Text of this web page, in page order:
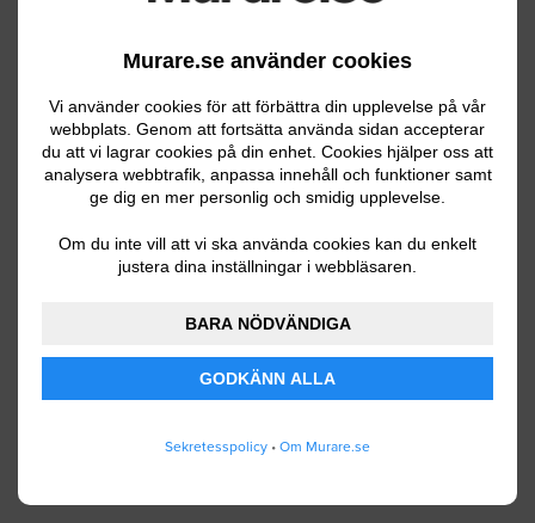
Murare.se använder cookies
Vi använder cookies för att förbättra din upplevelse på vår
webbplats. Genom att fortsätta använda sidan accepterar
du att vi lagrar cookies på din enhet. Cookies hjälper oss att
analysera webbtrafik, anpassa innehåll och funktioner samt
ge dig en mer personlig och smidig upplevelse.
Om du inte vill att vi ska använda cookies kan du enkelt
justera dina inställningar i webbläsaren.
BARA NÖDVÄNDIGA
GODKÄNN ALLA
Sekretesspolicy • Om Murare.se
Din e-postadress
Ditt telefonnummer
mina personuppgifter enligtanvändarvillkoren